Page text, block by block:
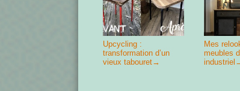
Upcycling :
transformation d’un
vieux tabouret→
Mes
meubles
industriel